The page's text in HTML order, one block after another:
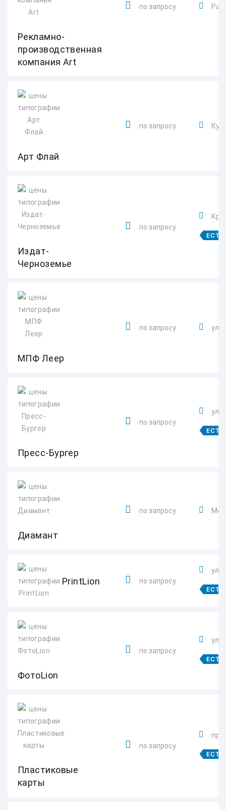
Рекламно-
производственная
компания Art
по запросу
Арт Флай
по запросу
Издат-
Черноземье
по запросу
МПФ Леер
по запросу ул.
Пресс-Бургер
по запросу
ул.
Диамант
по запросу
PrintLion по запросу
ул.
ФотоLion
по запросу
ул.
Пластиковые
карты
по запросу